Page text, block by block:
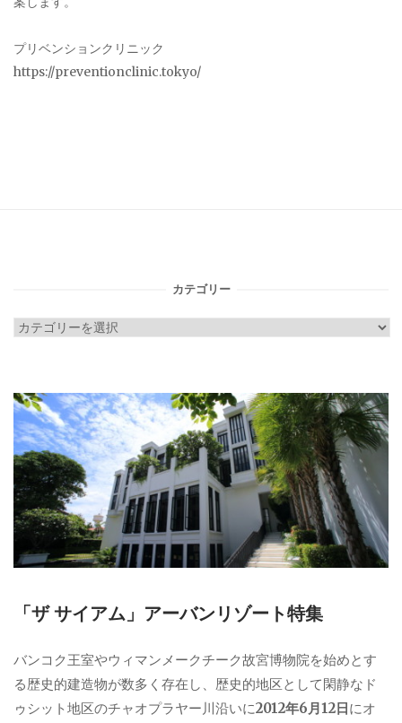
プリベンションクリニック
https://preventionclinic.tokyo/
カテゴリー
カ
リ
ー
「ザ サイアム」アーバンリゾート特集
バンコク王室やウィマンメークチーク故宮博物院を始めとす
る歴史的建造物が数多く存在し、歴史的地区として閑静なド
ゥシット地区のチャオプラヤー川沿いに2012年6月12日 にオ